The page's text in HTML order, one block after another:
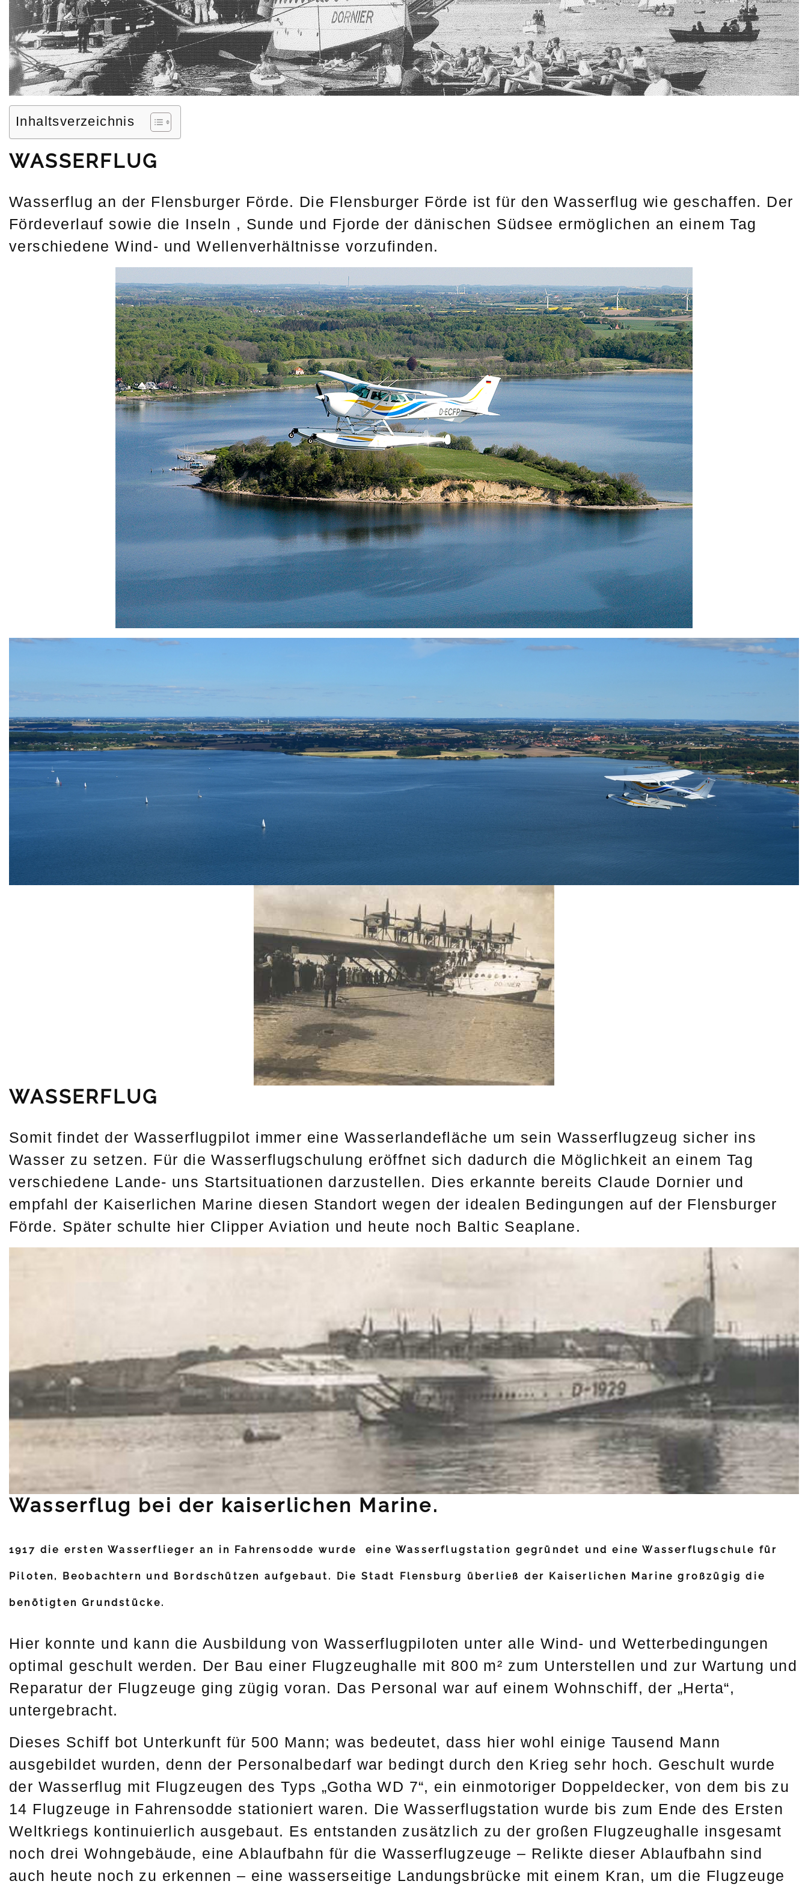
Inhaltsverzeichnis
WASSERFLUG
Wasserflug an der Flensburger Förde. Die Flensburger Förde ist für den Wasserflug wie geschaffen. Der
Fördeverlauf sowie die Inseln , Sunde und Fjorde der dänischen Südsee ermöglichen an einem Tag
verschiedene Wind- und Wellenverhältnisse vorzufinden.
WASSERFLUG
Somit findet der Wasserflugpilot immer eine Wasserlandefläche um sein Wasserflugzeug sicher ins
Wasser zu setzen. Für die Wasserflugschulung eröffnet sich dadurch die Möglichkeit an einem Tag
verschiedene Lande- uns Startsituationen darzustellen. Dies erkannte bereits Claude Dornier und
empfahl der Kaiserlichen Marine diesen Standort wegen der idealen Bedingungen auf der Flensburger
Förde. Später schulte hier Clipper Aviation und heute noch Baltic Seaplane.
Wasserflug bei der kaiserlichen Marine.
1917 die ersten Wasserflieger an in Fahrensodde wurde eine Wasserflugstation gegründet und eine Wasserflugschule für
Piloten, Beobachtern und Bordschützen aufgebaut. Die Stadt Flensburg überließ der Kaiserlichen Marine großzügig die
benötigten Grundstücke.
Hier konnte und kann die Ausbildung von Wasserflugpiloten unter alle Wind- und Wetterbedingungen
optimal geschult werden. Der Bau einer Flugzeughalle mit 800 m² zum Unterstellen und zur Wartung und
Reparatur der Flugzeuge ging zügig voran. Das Personal war auf einem Wohnschiff, der „Herta“,
untergebracht.
Dieses Schiff bot Unterkunft für 500 Mann; was bedeutet, dass hier wohl einige Tausend Mann
ausgebildet wurden, denn der Personalbedarf war bedingt durch den Krieg sehr hoch. Geschult wurde
der Wasserflug mit Flugzeugen des Typs „Gotha WD 7“, ein einmotoriger Doppeldecker, von dem bis zu
14 Flugzeuge in Fahrensodde stationiert waren. Die Wasserflugstation wurde bis zum Ende des Ersten
Weltkriegs kontinuierlich ausgebaut. Es entstanden zusätzlich zu der großen Flugzeughalle insgesamt
noch drei Wohngebäude, eine Ablaufbahn für die Wasserflugzeuge – Relikte dieser Ablaufbahn sind
auch heute noch zu erkennen – eine wasserseitige Landungsbrücke mit einem Kran, um die Flugzeuge